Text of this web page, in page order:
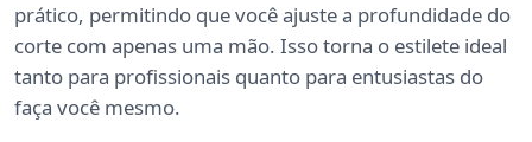
prático, permitindo que você ajuste a profundidade do
corte com apenas uma mão. Isso torna o estilete ideal
tanto para profissionais quanto para entusiastas do
faça você mesmo.